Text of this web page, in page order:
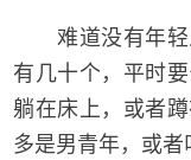
难道没有年轻
有几十个，平时
躺在床上，或者
多是男青年，或者